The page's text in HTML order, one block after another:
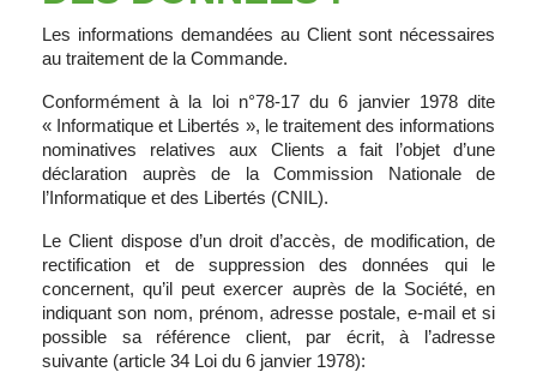
Les informations demandées au Client sont nécessaires
au traitement de la Commande.
Conformément à la loi n°78-17 du 6 janvier 1978 dite
« Informatique et Libertés », le traitement des informations
nominatives relatives aux Clients a fait l’objet d’une
déclaration auprès de la Commission Nationale de
l’Informatique et des Libertés (CNIL).
Le Client dispose d’un droit d’accès, de modification, de
rectification et de suppression des données qui le
concernent, qu’il peut exercer auprès de la Société, en
indiquant son nom, prénom, adresse postale, e-mail et si
possible sa référence client, par écrit, à l’adresse
suivante (article 34 Loi du 6 janvier 1978):